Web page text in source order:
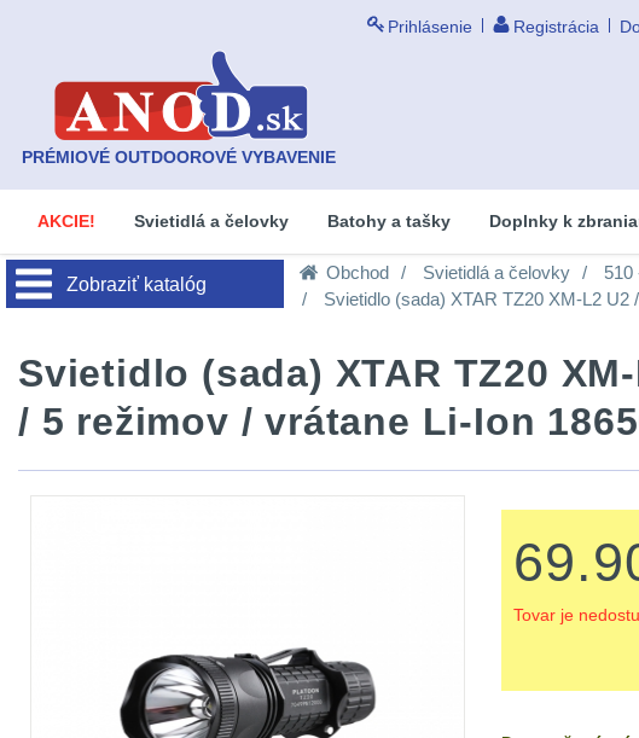
Prihlásenie Registrácia
PRÉMIOVÉ OUTDOOROVÉ VYBAVENIE
AKCIE! Svietidlá a čelovky Batohy a tašky Doplnky k
Zobraziť katalóg
Obchod Svietidlá a čelovky
510
Svietidlo (sada) XTAR TZ20 XM-L2
Svietidlo (sada) XTAR TZ20
/ 5 režimov / vrátane Li-Ion
Tovar je